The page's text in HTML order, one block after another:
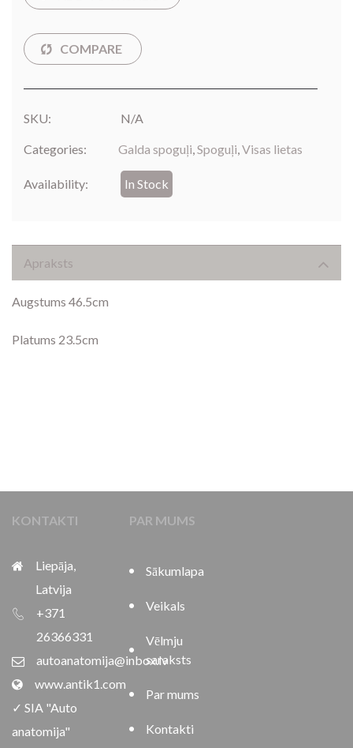
SKU: N/A
Categories: Galda spoguļi,Spoguļi,Visas lietas
Availability: In Stock
Apraksts
Augstums 46.5cm
Platums 23.5cm
KONTAKTI
Liepāja,
Latvija
+371
26366331
autoanatomija@inbox.lv
www.antik1.com
✓ SIA "Auto
anatomija"
PAR MUMS
Sākumlapa
Veikals
Vēlmju
saraksts
Par mums
Kontakti